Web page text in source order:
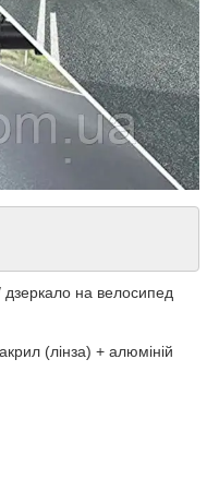
дзеркало на велосипед
(лінза) + алюміній